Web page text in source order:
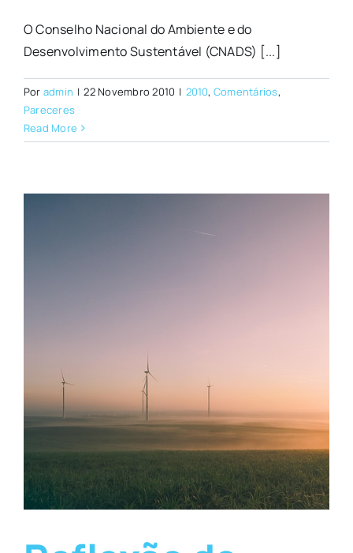
O Conselho Nacional do Ambiente e do
Desenvolvimento Sustentável (CNADS) [...]
Por admin | 22 Novembro 2010 | 2010, Comentários,
Pareceres
Read More